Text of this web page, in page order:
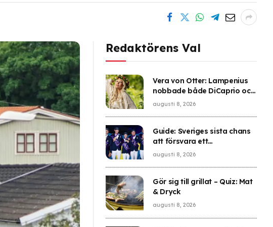
Redaktörens Val
Vera von Otter: Lampenius
nobbade både DiCaprio och
prins Albert
augusti 8, 2026
Guide: Sveriges sista chans
att försvara ett
mästerskapsguld
augusti 8, 2026
Gör sig till grillat – Quiz: Mat
& Dryck
augusti 8, 2026